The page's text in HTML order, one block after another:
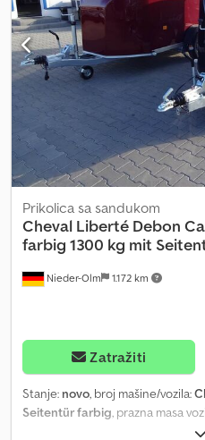
Nieder-Olm 1.172 km
Prikolica sa sandukom
Cheval Liberté Debon
farbig 1300 kg mit
Zatražiti
Stanje: novo, broj mašine/vozila:
Seitentür farbig , prazna masa
,